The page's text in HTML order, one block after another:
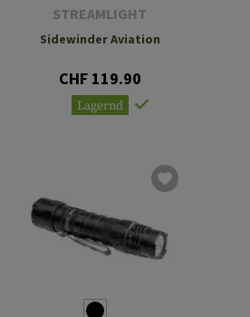
STREAMLIGHT
Sidewinder Aviation
CHF 119.90
Lagernd